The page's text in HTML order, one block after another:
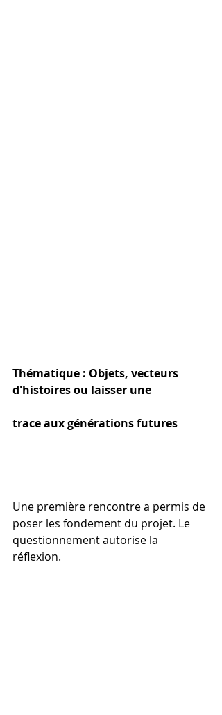
Thématique : Objets, vecteurs
d'histoires ou laisser une
trace aux générations futures
Une première rencontre a permis de
poser les fondement du projet. Le
questionnement autorise la
réflexion.